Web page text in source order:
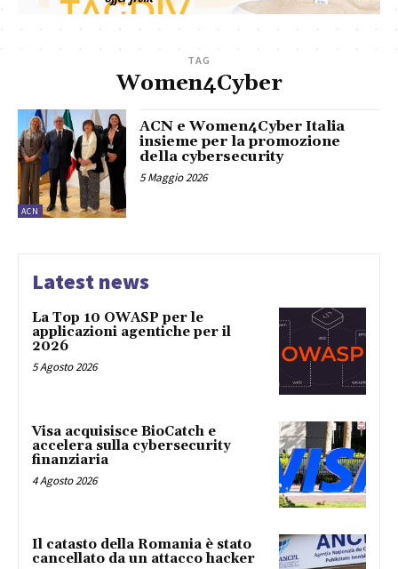
TAG
Women4Cyber
ACN
ACN e Women4Cyber Italia
insieme per la promozione
della cybersecurity
5 Maggio 2026
Latest news
La Top 10 OWASP per le
applicazioni agentiche per il
2026
5 Agosto 2026
Visa acquisisce BioCatch e
accelera sulla cybersecurity
finanziaria
4 Agosto 2026
Il catasto della Romania è stato
cancellato da un attacco hacker